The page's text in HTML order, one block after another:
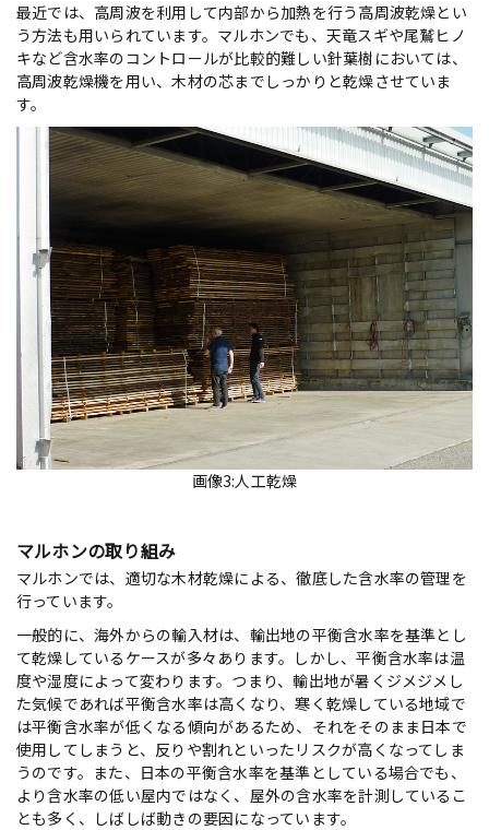
最近では、高周波を利用して内部から加熱を行う高周波乾燥とい
う方法も用いられています。マルホンでも、天竜スギや尾鷲ヒノ
キなど含水率のコントロールが比較的難しい針葉樹においては、
高周波乾燥機を用い、木材の芯までしっかりと乾燥させていま
す。
画像3:人工乾燥
マルホンの取り組み
マルホンでは、適切な木材乾燥による、徹底した含水率の管理を
行っています。
一般的に、海外からの輸入材は、輸出地の平衡含水率を基準とし
て乾燥しているケースが多々あります。しかし、平衡含水率は温
度や湿度によって変わります。つまり、輸出地が暑くジメジメし
た気候であれば平衡含水率は高くなり、寒く乾燥している地域で
は平衡含水率が低くなる傾向があるため、それをそのまま日本で
使用してしまうと、反りや割れといったリスクが高くなってしま
うのです。また、日本の平衡含水率を基準としている場合でも、
より含水率の低い屋内ではなく、屋外の含水率を計測しているこ
とも多く、しばしば動きの要因になっています。